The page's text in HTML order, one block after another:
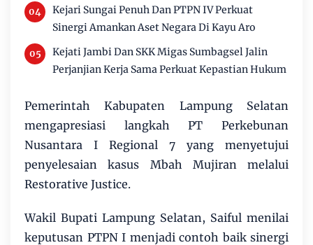
Kejari Sungai Penuh Dan PTPN IV Perkuat
Sinergi Amankan Aset Negara Di Kayu Aro
Kejati Jambi Dan SKK Migas Sumbagsel Jalin
Perjanjian Kerja Sama Perkuat Kepastian Hukum
Pemerintah Kabupaten Lampung Selatan
mengapresiasi langkah PT Perkebunan
Nusantara I Regional 7 yang menyetujui
penyelesaian kasus Mbah Mujiran melalui
Restorative Justice.
Wakil Bupati Lampung Selatan, Saiful menilai
keputusan PTPN I menjadi contoh baik sinergi